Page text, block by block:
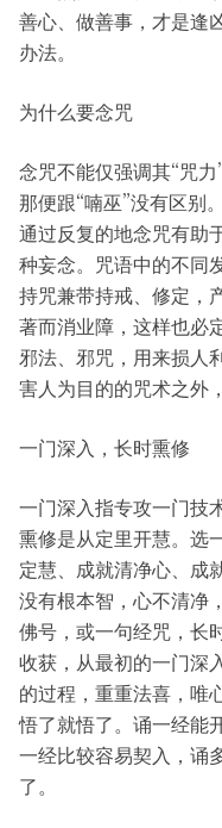
善心、做善事，才是逢
办法。
为什么要念咒
念咒不能仅强调其“咒
那便跟“喃巫”没有区别
通过反复的地念咒有助
种妄念。咒语中的不同
持咒兼带持戒、修定，
著而消业障，这样也必
邪法、邪咒，用来损人
害人为目的的咒术之外
一门深入，长时熏修
一门深入指专攻一门技
熏修是从定里开慧。选
定慧、成就清净心、成
没有根本智，心不清净
佛号，或一句经咒，长
收获，从最初的一门深
的过程，重重法喜，唯
悟了就悟了。诵一经能
一经比较容易契入，诵
了。